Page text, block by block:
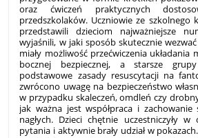
oraz ćwiczeń praktycznych
przedszkolaków. Uczniowie ze szkolnego
przedstawili dzieciom najważniejsze
wyjaśnili, w jaki sposób skutecznie
miały możliwość przećwiczenia układania
bocznej bezpiecznej, a starsze
podstawowe zasady resuscytacji na
zwrócono uwagę na bezpieczeństwo
w przypadku skaleczeń, omdleń czy
jak ważna jest współpraca i
nagłych. Dzieci chętnie uczestniczyły w
pytania i aktywnie brały udział w